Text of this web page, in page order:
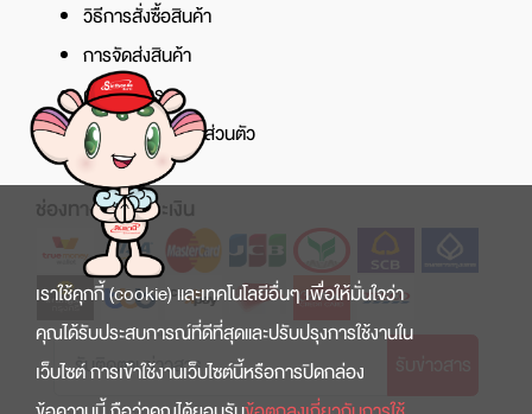
วิธีการสั่งซื้อสินค้า
การจัดส่งสินค้า
ศูนย์บริการ
นโยบายความเป็นส่วนตัว
ช่องทางการชำระเงิน
เราใช้คุกกี้ (cookie) และเทคโนโลยีอื่นๆ เพื่อให้มั่นใจว่า
คุณได้รับประสบการณ์ที่ดีที่สุดและปรับปรุงการใช้งานใน
เว็บไซต์ การเข้าใช้งานเว็บไซต์นี้หรือการปิดกล่อง